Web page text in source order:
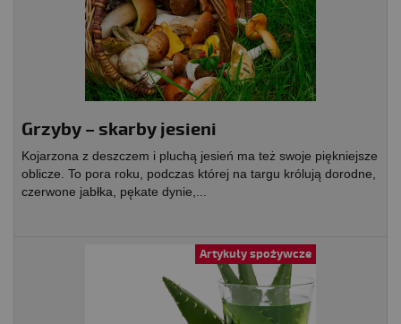
Grzyby – skarby jesieni
Kojarzona z deszczem i pluchą jesień ma też swoje piękniejsze
oblicze. To pora roku, podczas której na targu królują dorodne,
czerwone jabłka, pękate dynie,...
Artykuły spożywcze